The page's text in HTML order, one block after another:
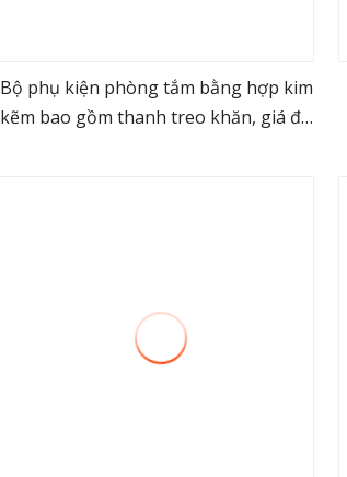
view more
Bộ phụ kiện phòng tắm bằng hợp kim
kẽm bao gồm thanh treo khăn, giá đỡ